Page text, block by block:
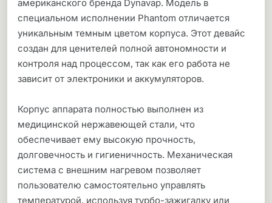
американского бренда Dynavap. Модель в
специальном исполнении Phantom отличается
уникальным темным цветом корпуса. Этот девайс
создан для ценителей полной автономности и
контроля над процессом, так как его работа не
зависит от электроники и аккумуляторов.
Корпус аппарата полностью выполнен из
медицинской нержавеющей стали, что
обеспечивает ему высокую прочность,
долговечность и гигиеничность. Механическая
система с внешним нагревом позволяет
пользователю самостоятельно управлять
температурой, используя турбо-зажигалку или